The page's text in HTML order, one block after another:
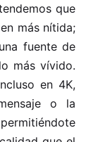
que
más nítida;
fuente de
más vívido.
en 4K,
o la